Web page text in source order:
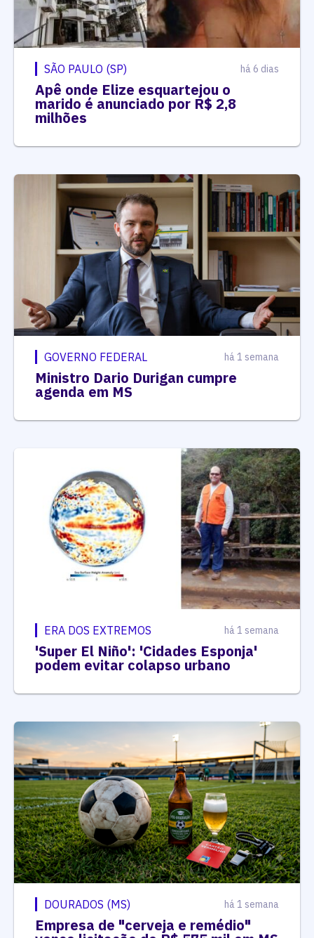
SÃO PAULO (SP) há 6 dias
Apê onde Elize esquartejou o
marido é anunciado por R$ 2,8
milhões
GOVERNO FEDERAL há 1 semana
Ministro Dario Durigan cumpre
agenda em MS
ERA DOS EXTREMOS há 1 semana
'Super El Niño': 'Cidades Esponja'
podem evitar colapso urbano
DOURADOS (MS) há 1 semana
Empresa de "cerveja e remédio"